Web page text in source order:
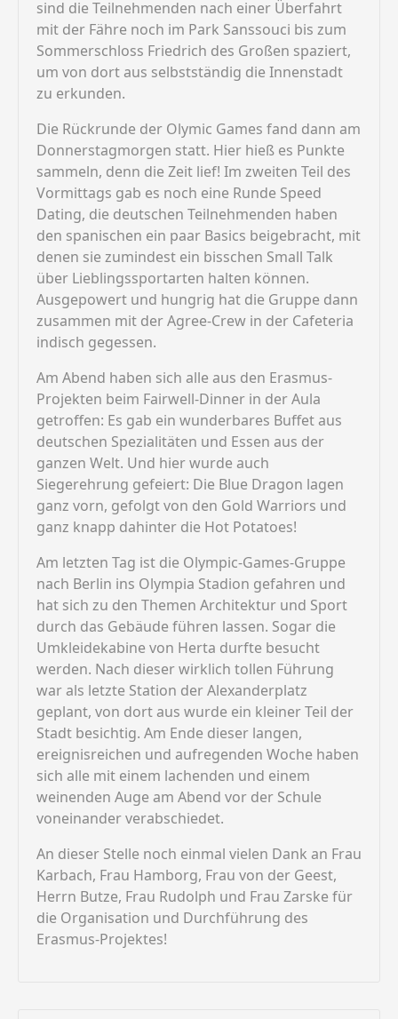
sind die Teilnehmenden nach einer Überfahrt
mit der Fähre noch im Park Sanssouci bis zum
Sommerschloss Friedrich des Großen spaziert,
um von dort aus selbstständig die Innenstadt
zu erkunden.
Die Rückrunde der Olymic Games fand dann am
Donnerstagmorgen statt. Hier hieß es Punkte
sammeln, denn die Zeit lief! Im zweiten Teil des
Vormittags gab es noch eine Runde Speed
Dating, die deutschen Teilnehmenden haben
den spanischen ein paar Basics beigebracht, mit
denen sie zumindest ein bisschen Small Talk
über Lieblingssportarten halten können.
Ausgepowert und hungrig hat die Gruppe dann
zusammen mit der Agree-Crew in der Cafeteria
indisch gegessen.
Am Abend haben sich alle aus den Erasmus-
Projekten beim Fairwell-Dinner in der Aula
getroffen: Es gab ein wunderbares Buffet aus
deutschen Spezialitäten und Essen aus der
ganzen Welt. Und hier wurde auch
Siegerehrung gefeiert: Die Blue Dragon lagen
ganz vorn, gefolgt von den Gold Warriors und
ganz knapp dahinter die Hot Potatoes!
Am letzten Tag ist die Olympic-Games-Gruppe
nach Berlin ins Olympia Stadion gefahren und
hat sich zu den Themen Architektur und Sport
durch das Gebäude führen lassen. Sogar die
Umkleidekabine von Herta durfte besucht
werden. Nach dieser wirklich tollen Führung
war als letzte Station der Alexanderplatz
geplant, von dort aus wurde ein kleiner Teil der
Stadt besichtig. Am Ende dieser langen,
ereignisreichen und aufregenden Woche haben
sich alle mit einem lachenden und einem
weinenden Auge am Abend vor der Schule
voneinander verabschiedet.
An dieser Stelle noch einmal vielen Dank an Frau
Karbach, Frau Hamborg, Frau von der Geest,
Herrn Butze, Frau Rudolph und Frau Zarske für
die Organisation und Durchführung des
Erasmus-Projektes!